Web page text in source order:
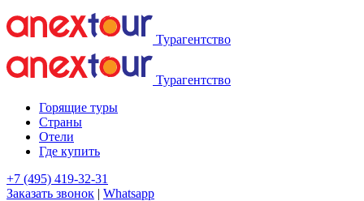
Турагентство
Турагентство
Горящие туры
Страны
Отели
Где купить
+7 (495) 419-32-31
Заказать звонок | Whatsapp